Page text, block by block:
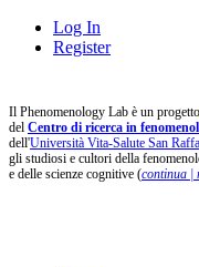
Log In
Register
Il Phenomenology Lab è un
del Centro di ricerca in
dell'Università Vita-Salute San
gli studiosi e cultori della
e delle scienze cognitive (continua |